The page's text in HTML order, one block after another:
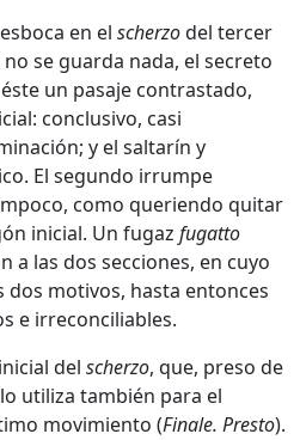
en el scherzodel tercer
se guarda nada, el secreto
un pasaje contrastado,
conclusivo, casi
y el saltarín y
El segundo irrumpe
como queriendo quitar
inicial. Un fugaz fugatto
a las dos secciones, en cuyo
motivos, hasta entonces
e irreconciliables.
del scherzo, que, preso de
utiliza también para el
movimiento (Finale. Presto).